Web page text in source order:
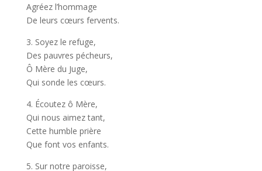
Agréez l’hommage
De leurs cœurs fervents.
3. Soyez le refuge,
Des pauvres pécheurs,
Ô Mère du Juge,
Qui sonde les cœurs.
4. Écoutez ô Mère,
Qui nous aimez tant,
Cette humble prière
Que font vos enfants.
5. Sur notre paroisse,